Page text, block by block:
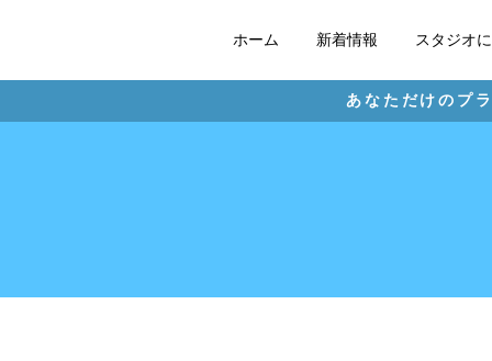
ホーム 新着情報 スタジオ
あなただけのプ